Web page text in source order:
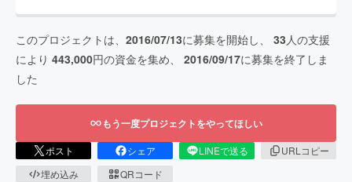
このプロジェクトは、 2016/07/13に募集を開始し、 33人の支援
により 443,000円の資金を集め、 2016/09/17に募集を終了しま
した
もう一度プロジェクトをやってほしい
ポスト シェア LINEで送る
URLコピー
埋め込み
QRコード